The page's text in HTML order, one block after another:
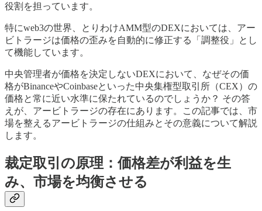
役割を担っています。
特にweb3の世界、とりわけAMM型のDEXにおいては、アー
ビトラージは価格の歪みを自動的に修正する「調整役」とし
て機能しています。
中央管理者が価格を決定しないDEXにおいて、なぜその価
格がBinanceやCoinbaseといった中央集権型取引所（CEX）の
価格と常に近い水準に保たれているのでしょうか？ その答
えが、アービトラージの存在にあります。この記事では、市
場を整えるアービトラージの仕組みとその意義について解説
します。
裁定取引の原理：価格差が利益を生
み、市場を均衡させる